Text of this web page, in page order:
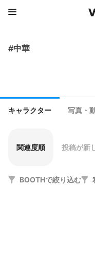
#中華
キャラクター 写真・
関連度順 投稿が新
BOOTHで絞り込む